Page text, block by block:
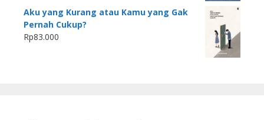
Aku yang Kurang atau Kamu yang Gak
Pernah Cukup?
Rp83.000